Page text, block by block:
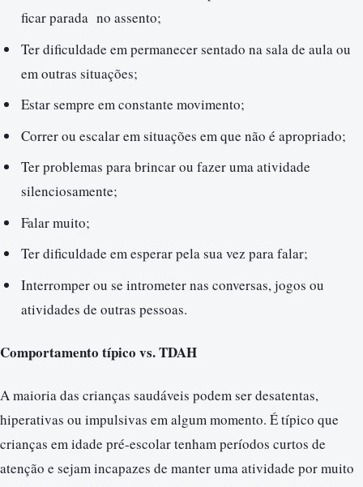
ficar parada no assento;
Ter dificuldade em permanecer sentado na sala de aula ou
em outras situações;
Estar sempre em constante movimento;
Correr ou escalar em situações em que não é apropriado;
Ter problemas para brincar ou fazer uma atividade
silenciosamente;
Falar muito;
Ter dificuldade em esperar pela sua vez para falar;
Interromper ou se intrometer nas conversas, jogos ou
atividades de outras pessoas.
Comportamento típico vs. TDAH
A maioria das crianças saudáveis ​​podem ser desatentas,
hiperativas ou impulsivas em algum momento. É típico que
crianças em idade pré-escolar tenham períodos curtos de
atenção e sejam incapazes de manter uma atividade por muito